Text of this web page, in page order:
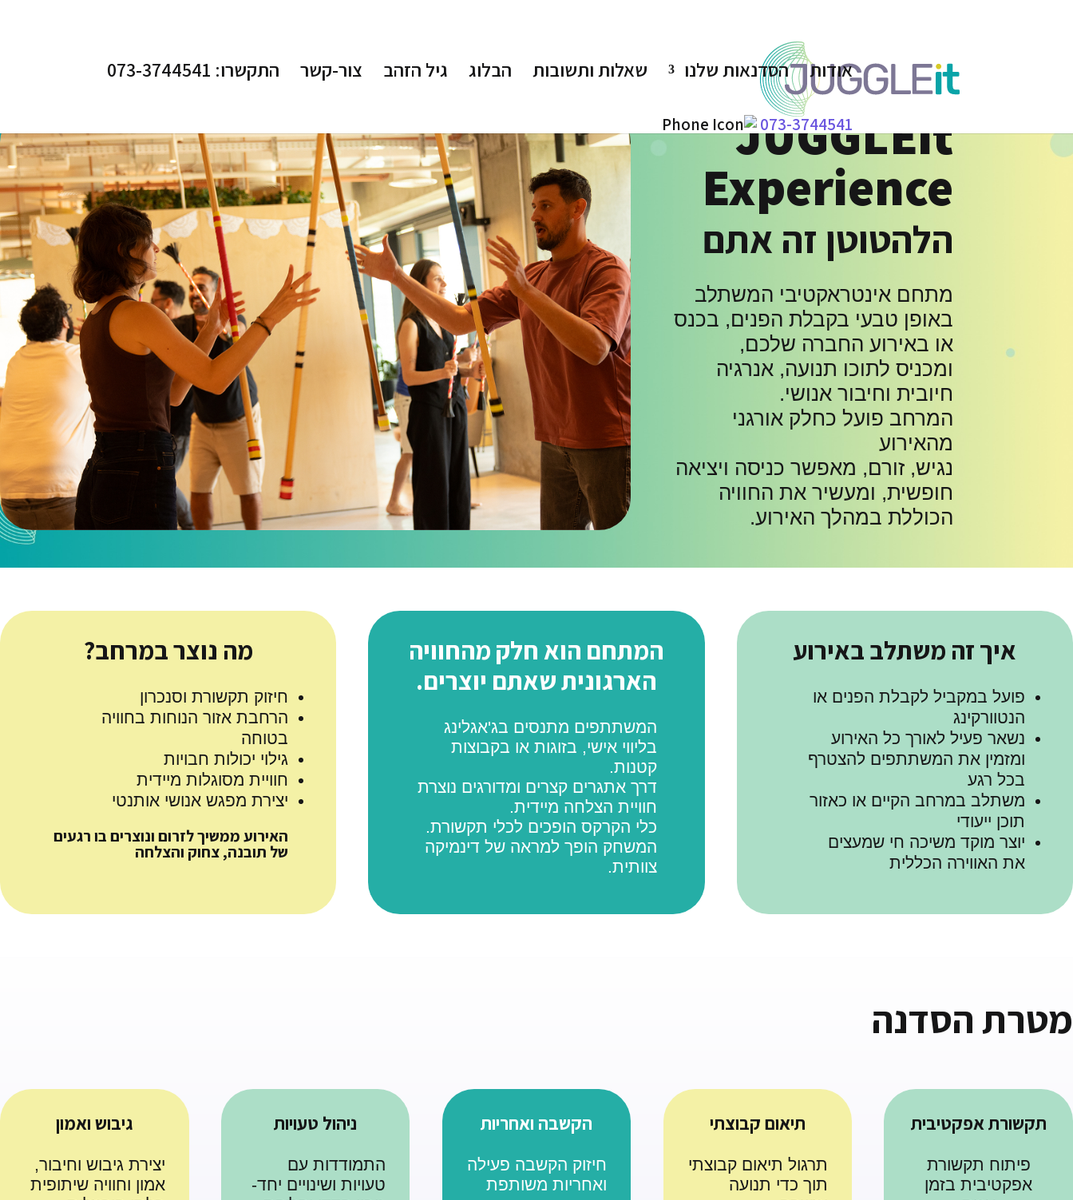
אודות הסדנאות שלנו שאלות ותשובות הבלוג גיל הזהב צור-קשר התקשרו: 073-3744541
073-3744541
JUGGLEit
Experience
הלהטוטן זה אתם
מתחם אינטראקטיבי המשתלב
באופן טבעי בקבלת הפנים, בכנס
או באירוע החברה שלכם,
ומכניס לתוכו תנועה, אנרגיה
חיובית וחיבור אנושי.
המרחב פועל כחלק אורגני
מהאירוע
נגיש, זורם, מאפשר כניסה ויציאה
חופשית, ומעשיר את החוויה
הכוללת במהלך האירוע.
מה נוצר במרחב?
חיזוק תקשורת וסנכרון
הרחבת אזור הנוחות בחוויה
בטוחה
גילוי יכולות חבויות
חוויית מסוגלות מיידית
יצירת מפגש אנושי אותנטי
האירוע ממשיך לזרום ונוצרים בו רגעים
של תובנה, צחוק והצלחה
המתחם הוא חלק מהחוויה
הארגונית שאתם יוצרים.
המשתתפים מתנסים בג'אגלינג
בליווי אישי, בזוגות או בקבוצות
קטנות.
דרך אתגרים קצרים ומדורגים נוצרת
חוויית הצלחה מיידית.
כלי הקרקס הופכים לכלי תקשורת.
המשחק הופך למראה של דינמיקה
צוותית.
איך זה משתלב באירוע
פועל במקביל לקבלת הפנים או
הנטוורקינג
נשאר פעיל לאורך כל האירוע
ומזמין את המשתתפים להצטרף
בכל רגע
משתלב במרחב הקיים או כאזור
תוכן ייעודי
יוצר מוקד משיכה חי שמעצים
את האווירה הכללית
מטרת הסדנה
גיבוש ואמון
יצירת גיבוש וחיבור,
אמון וחוויה שיתופית
ניהול טעויות
התמודדות עם
טעויות ושינויים יחד-
הקשבה ואחריות
חיזוק הקשבה פעילה
ואחריות משותפת
תיאום קבוצתי
תרגול תיאום קבוצתי
תוך כדי תנועה
תקשורת אפקטיבית
פיתוח תקשורת
אפקטיבית בזמן